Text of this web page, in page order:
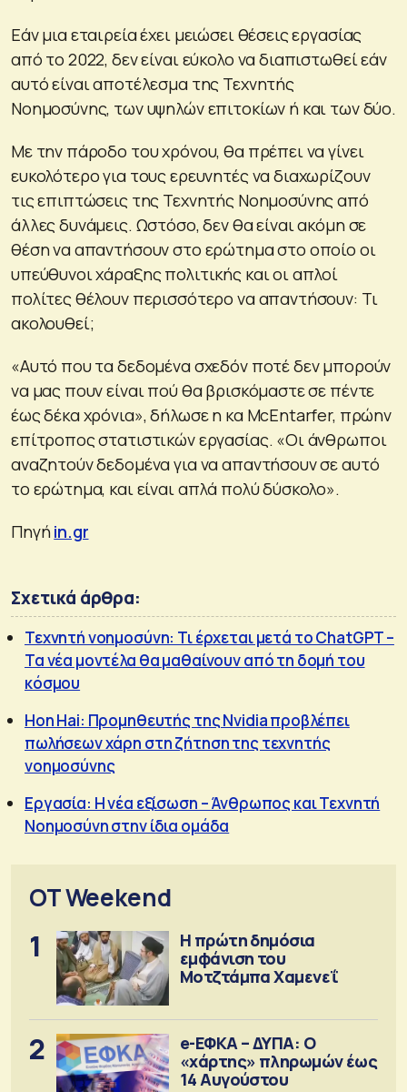
Εάν μια εταιρεία έχει μειώσει θέσεις εργασίας
από το 2022, δεν είναι εύκολο να διαπιστωθεί εάν
αυτό είναι αποτέλεσμα της Τεχνητής
Νοημοσύνης, των υψηλών επιτοκίων ή και των δύο.
Με την πάροδο του χρόνου, θα πρέπει να γίνει
ευκολότερο για τους ερευνητές να διαχωρίζουν
τις επιπτώσεις της Τεχνητής Νοημοσύνης από
άλλες δυνάμεις. Ωστόσο, δεν θα είναι ακόμη σε
θέση να απαντήσουν στο ερώτημα στο οποίο οι
υπεύθυνοι χάραξης πολιτικής και οι απλοί
πολίτες θέλουν περισσότερο να απαντήσουν: Τι
ακολουθεί;
«Αυτό που τα δεδομένα σχεδόν ποτέ δεν μπορούν
να μας πουν είναι πού θα βρισκόμαστε σε πέντε
έως δέκα χρόνια», δήλωσε η κα McEntarfer, πρώην
επίτροπος στατιστικών εργασίας. «Οι άνθρωποι
αναζητούν δεδομένα για να απαντήσουν σε αυτό
το ερώτημα, και είναι απλά πολύ δύσκολο».
Πηγήin.gr
Σχετικά άρθρα:
Τεχνητή νοημοσύνη: Τι έρχεται μετά το ChatGPT –
Τα νέα μοντέλα θα μαθαίνουν από τη δομή του
κόσμου
Hon Hai: Προμηθευτής της Νvidia προβλέπει
πωλήσεων χάρη στη ζήτηση της τεχνητής
νοημοσύνης
Εργασία: Η νέα εξίσωση – Άνθρωπος και Τεχνητή
Νοημοσύνη στην ίδια ομάδα
OT Weekend
1
Η πρώτη δημόσια
εμφάνιση του
Μοτζτάμπα Χαμενεΐ
2
e-ΕΦΚΑ – ΔΥΠΑ: Ο
«χάρτης» πληρωμών έως
14 Αυγούστου